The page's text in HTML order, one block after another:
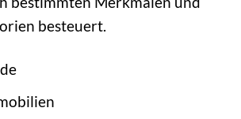
besteuert.